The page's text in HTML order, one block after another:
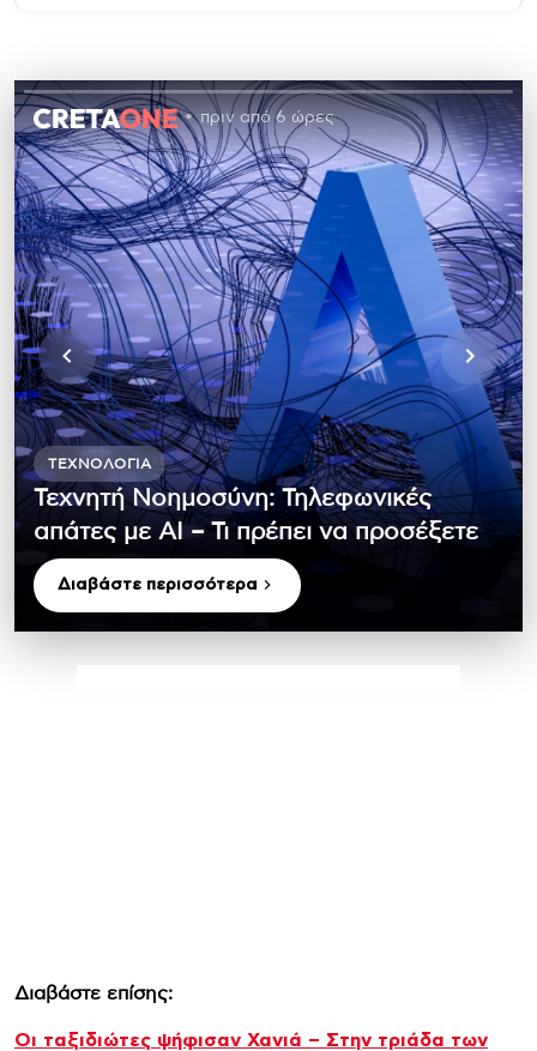
πριν από 6 ώρες
ΤΕΧΝΟΛΟΓΊΑ
Τεχνητή Νοημοσύνη: Τηλεφωνικές
απάτες με ΑΙ – Τι πρέπει να προσέξετε
Διαβάστε περισσότερα
Διαβάστε επίσης:
Οι ταξιδιώτες ψήφισαν Χανιά – Στην τριάδα των